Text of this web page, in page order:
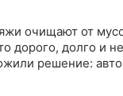
очищают от
дорого, долго и
решение: